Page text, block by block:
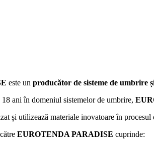
este un producător de sisteme de umbrire
ani în domeniul sistemelor de umbrire,
și utilizează materiale inovatoare în
EUROTENDA PARADISE cuprinde: